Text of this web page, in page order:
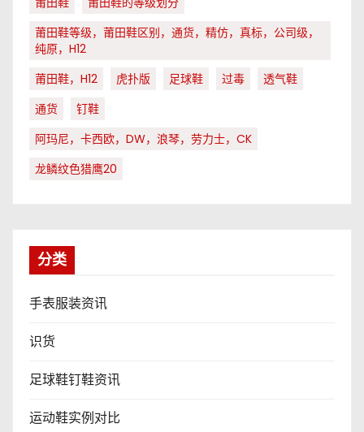
莆田鞋等级，莆田鞋区别，通货，精仿，真标，公司级，
纯原，H12
莆田鞋，H12
虎扑版 足球鞋 过毒
透气鞋
通货
钉鞋
阿玛尼，卡西欧，DW，浪琴，劳力士，CK
龙鳞纹色猎鹰20
分类
手表服装资讯
识货
足球鞋钉鞋资讯
运动鞋实例对比